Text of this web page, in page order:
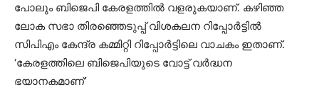
പോലും ബിജെപി കേരളത്തിൽ വളരുകയാണ്. കഴിഞ്ഞ
ലോക സഭാ തിരഞ്ഞെടുപ്പ് വിശകലന റിപ്പോർട്ടിൽ
സിപിഎം കേന്ദ്ര കമ്മിറ്റി റിപ്പോർട്ടിലെ വാചകം ഇതാണ്.
‘കേരളത്തിലെ ബിജെപിയുടെ വോട്ട് വർദ്ധന
ഭയാനകമാണ്’